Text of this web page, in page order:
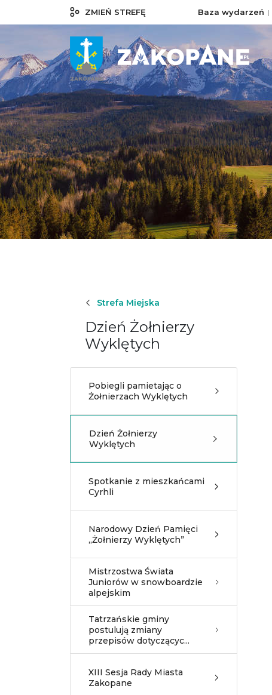
ZMIEŃ STREFĘ Baza wydarzeń
Strefa Miejska
Dzień Żołnierzy
Wyklętych
Pobiegli pamietając o
Żołnierzach Wyklętych
Dzień Żołnierzy
Wyklętych
Spotkanie z mieszkańcami
Cyrhli
Narodowy Dzień Pamięci
„Żołnierzy Wyklętych”
Mistrzostwa Świata
Juniorów w snowboardzie
alpejskim
Tatrzańskie gminy
postulują zmiany
przepisów dotyczącyc...
XIII Sesja Rady Miasta
Zakopane